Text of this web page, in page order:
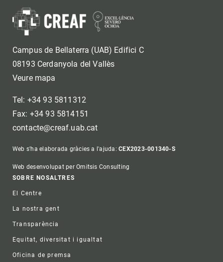
Campus de Bellaterra (UAB) Edifici C
08193 Cerdanyola del Vallès
Veure mapa
Tel: +34 93 5811312
Fax: +34 93 5814151
contacte@creaf.uab.cat
Web s'ha elaborada gràcies a l'ajuda:CEX2023-001340-S
Web desenvolupat per Omitsis Consulting
Footer
SOBRE NOSALTRES
El Centre
La nostra gent
Transparència
Equitat, diversitat i igualtat
Oficina de premsa